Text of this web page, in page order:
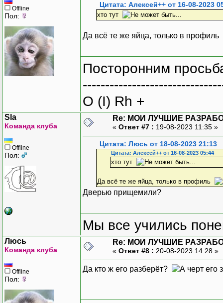
Offline
Пол:
Цитата: Алексей++ от 16-08-2023
хто тут
Да всё те же яйца, только в профиль
Посторонним
O (I) Rh +
Sla
Команда клуба
Offline
Пол:
Re: МОИ ЛУЧШИЕ
« Ответ #7 : 19-08-2023 11:35 »
Цитата: Люсь от 18-08-2023 21:13
Цитата: Алексей++ от 16-08-2023 05:44
хто тут
Да всё те же яйца, только в профиль
Дверью прищемили?
Мы все учились
Люсь
Команда клуба
Offline
Пол:
Re: МОИ ЛУЧШИЕ
« Ответ #8 : 20-08-2023 14:28 »
Да кто ж его разберёт?